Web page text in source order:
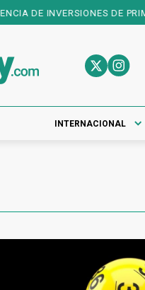
DE PRIMER NIVEL!
INTERNACIONAL